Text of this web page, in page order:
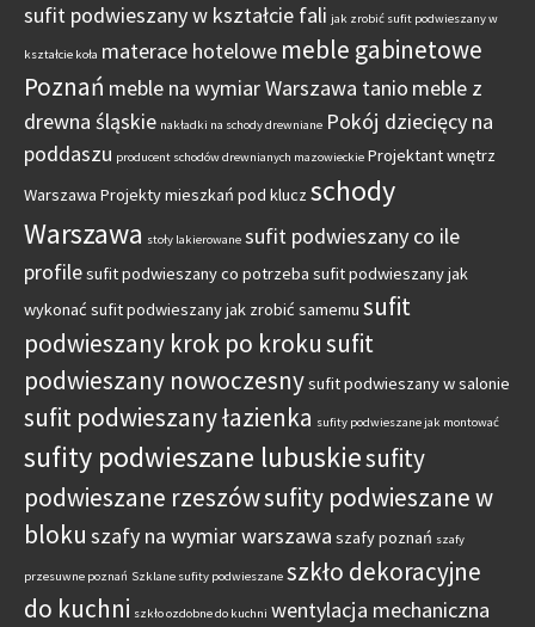
sufit podwieszany w kształcie fali jak zrobić sufit podwieszany w
kształcie koła materace hotelowe meble gabinetowe
Poznań meble na wymiar Warszawa tanio meble z
drewna śląskie nakładki na schody drewniane Pokój dziecięcy na
poddaszu producent schodów drewnianych mazowieckie Projektant wnętrz
Warszawa Projekty mieszkań pod klucz schody
Warszawa stoły lakierowane sufit podwieszany co ile
profilesufit podwieszany co potrzeba sufit podwieszany jak
wykonać sufit podwieszany jak zrobić samemu sufit
podwieszany krok po krokusufit
podwieszany nowoczesnysufit podwieszany w salonie
sufit podwieszany łazienka sufity podwieszane jak montować
sufity podwieszane lubuskiesufity
podwieszane rzeszówsufity podwieszane w
bloku szafy na wymiar warszawa szafy poznań szafy
przesuwne poznań Szklane sufity podwieszane szkło dekoracyjne
do kuchni szkło ozdobne do kuchni wentylacja mechaniczna